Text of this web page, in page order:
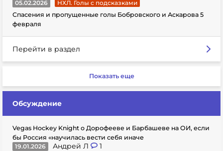
05.02.2026
НХЛ. Голы с подсказками
Спасения и пропущенные голы Бобровского и Аскарова 5
февраля
Перейти в раздел
Показать еще
Обсуждение
Vegas Hockey Knight о Дорофееве и Барбашеве на ОИ, если
бы Россия «научилась вести себя иначе
19.01.2026
Андрей Л 1